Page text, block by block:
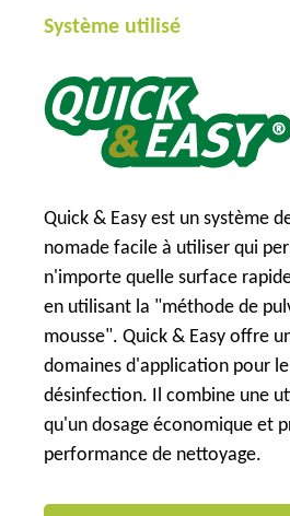
Système utilisé
Quick & Easy est un système
nomade facile à utiliser qui
n'importe quelle surface
en utilisant la "méthode de
mousse". Quick & Easy offre
domaines d'application pour
désinfection. Il combine une
qu'un dosage économique et
performance de nettoyage.